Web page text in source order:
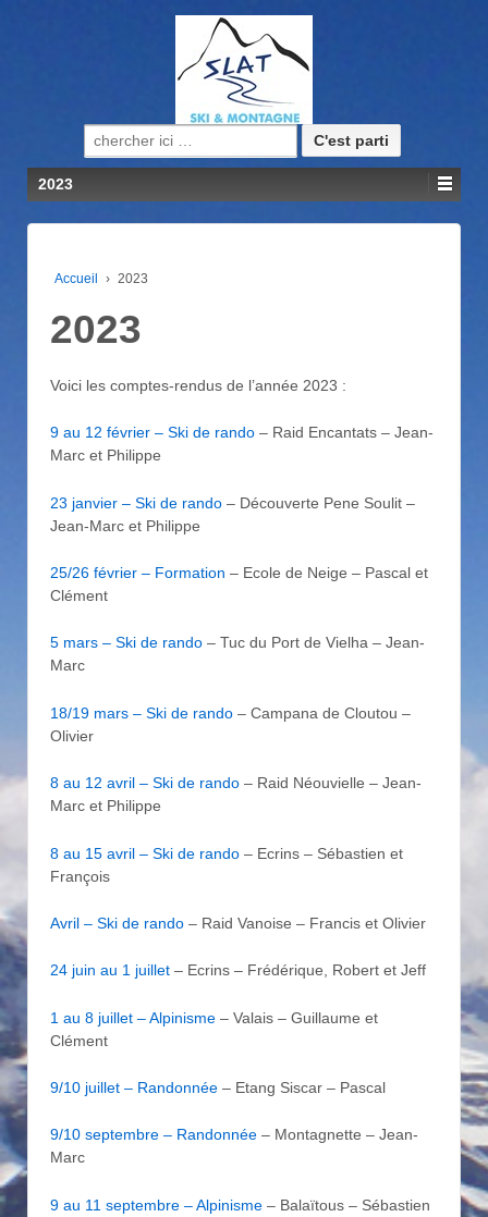
Recherche pour:
2023
Accueil › 2023
2023
Voici les comptes-rendus de l’année 2023 :
9 au 12 février – Ski de rando – Raid Encantats – Jean-
Marc et Philippe
23 janvier – Ski de rando – Découverte Pene Soulit –
Jean-Marc et Philippe
25/26 février – Formation – Ecole de Neige – Pascal et
Clément
5 mars – Ski de rando – Tuc du Port de Vielha – Jean-
Marc
18/19 mars – Ski de rando – Campana de Cloutou –
Olivier
8 au 12 avril – Ski de rando – Raid Néouvielle – Jean-
Marc et Philippe
8 au 15 avril – Ski de rando – Ecrins – Sébastien et
François
Avril – Ski de rando – Raid Vanoise – Francis et Olivier
24 juin au 1 juillet – Ecrins – Frédérique, Robert et Jeff
1 au 8 juillet – Alpinisme – Valais – Guillaume et
Clément
9/10 juillet – Randonnée – Etang Siscar – Pascal
9/10 septembre – Randonnée – Montagnette – Jean-
Marc
9 au 11 septembre – Alpinisme – Balaïtous – Sébastien